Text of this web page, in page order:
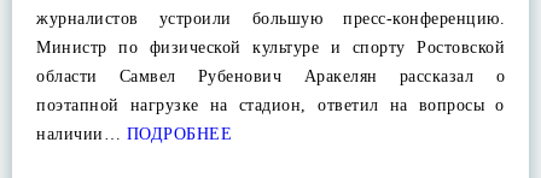
журналистов устроили большую пресс-конференцию.
Министр по физической культуре и спорту Ростовской
области Самвел Рубенович Аракелян рассказал о
поэтапной нагрузке на стадион, ответил на вопросы о
наличии… ПОДРОБНЕЕ